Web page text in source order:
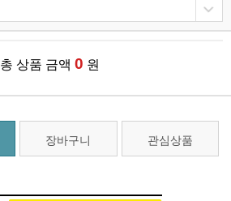
총 상품 금액 0 원
장바구니 관심상품